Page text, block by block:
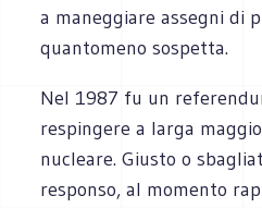
a maneggiare assegni di
quantomeno sospetta.
Nel 1987 fu un
respingere a larga
nucleare. Giusto o
responso, al momento